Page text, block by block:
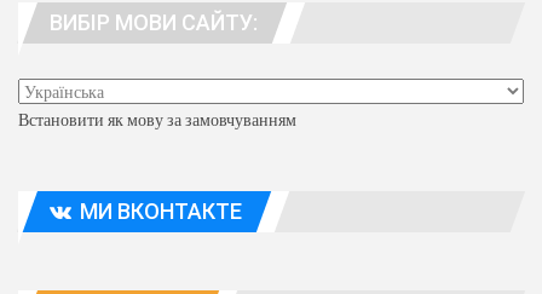
люди. адреса
ВИБІР МОВИ САЙТУ:
Встановити як мову за замовчуванням
МИ ВКОНТАКТЕ